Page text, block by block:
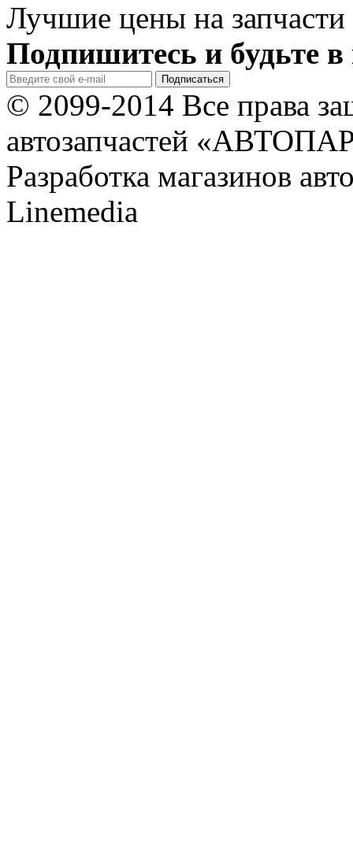
Лучшие цены на запчасти
Подпишитесь и будьте в
© 2099-2014 Все права
автозапчастей
Разработка магазинов
Linemedia